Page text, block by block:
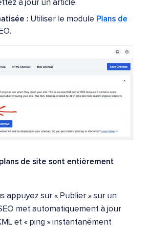
à jour un article.
: Utiliser le module Plans de
de site sont entièrement
appuyez sur « Publier » sur un
met automatiquement à jour
et « ping » instantanément